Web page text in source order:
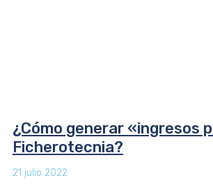
¿Cómo generar «ingresos
Ficherotecnia?
21 julio 2022